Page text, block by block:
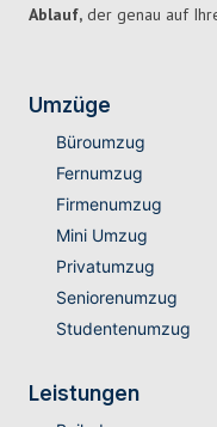
Ablauf, der genau auf
Umzüge
Büroumzug
Fernumzug
Firmenumzug
Mini Umzug
Privatumzug
Seniorenumzug
Studentenumzug
Leistungen